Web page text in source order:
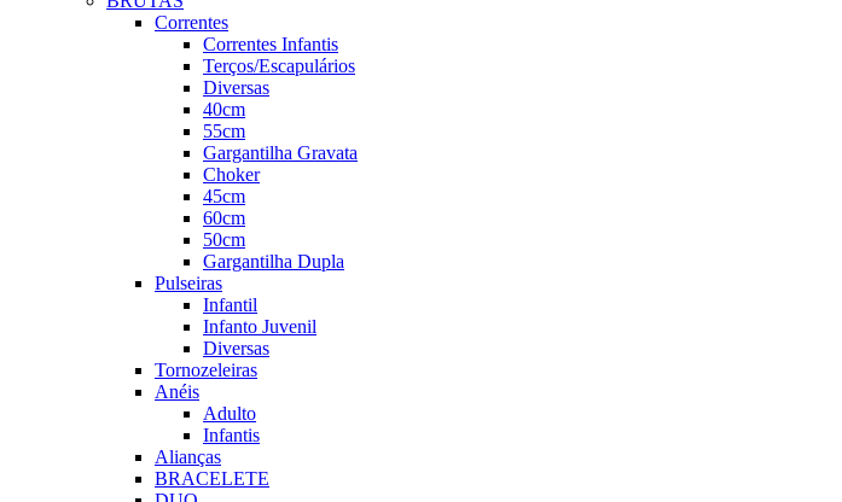
Correntes
Correntes Infantis
Terços/Escapulários
Diversas
40cm
55cm
Gargantilha Gravata
Choker
45cm
60cm
50cm
Gargantilha Dupla
Pulseiras
Infantil
Infanto Juvenil
Diversas
Tornozeleiras
Anéis
Adulto
Infantis
Alianças
BRACELETE